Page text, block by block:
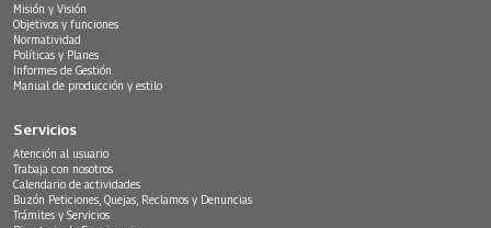
Misión y Visión
Objetivos y funciones
Normatividad
Políticas y Planes
Informes de Gestión
Manual de producción y estilo
Servicios
Atención al usuario
Trabaja con nosotros
Calendario de actividades
Buzón Peticiones, Quejas, Reclamos y Denuncias
Trámites y Servicios